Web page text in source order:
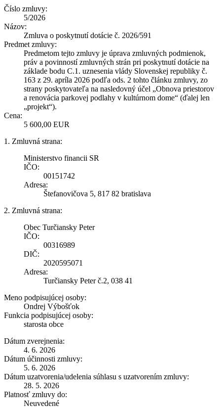
Číslo zmluvy:
5/2026
Názov:
Zmluva o poskytnutí dotácie č. 2026/591
Predmet zmluvy:
Predmetom tejto zmluvy je úprava zmluvných podmienok,
práv a povinností zmluvných strán pri poskytnutí dotácie na
základe bodu C.1. uznesenia vlády Slovenskej republiky č.
163 z 29. apríla 2026 podľa ods. 2 tohto článku zmluvy, zo
strany poskytovateľa na nasledovný účel „Obnova priestorov
a renovácia parkovej podlahy v kultúrnom dome“ (ďalej len
„projekt“).
Cena:
5 600,00 EUR
1. Zmluvná strana:
Ministerstvo financii SR
IČO:
00151742
Adresa:
Štefanovičova 5, 817 82 bratislava
2. Zmluvná strana:
Obec Turčiansky Peter
IČO:
00316989
DIČ:
2020595071
Adresa:
Turčiansky Peter č.2, 038 41
Meno podpisujúcej osoby:
Ondrej Výbošťok
Funkcia podpisujúcej osoby:
starosta obce
Dátum zverejnenia:
4. 6. 2026
Dátum účinnosti zmluvy:
5. 6. 2026
Dátum uzatvorenia/udelenia súhlasu s uzatvorením zmluvy:
28. 5. 2026
Platnosť zmluvy do:
Neuvedené